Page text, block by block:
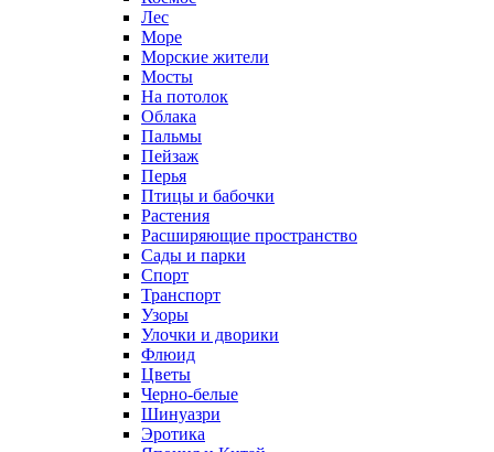
Лес
Море
Морские жители
Мосты
На потолок
Облака
Пальмы
Пейзаж
Перья
Птицы и бабочки
Растения
Расширяющие пространство
Сады и парки
Спорт
Транспорт
Узоры
Улочки и дворики
Флюид
Цветы
Черно-белые
Шинуазри
Эротика